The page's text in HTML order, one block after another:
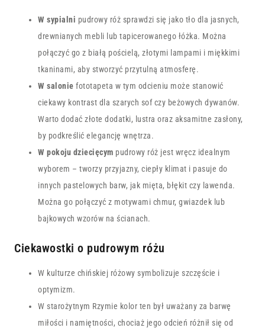
W sypialni pudrowy róż sprawdzi się jako tło dla jasnych,
drewnianych mebli lub tapicerowanego łóżka. Można
połączyć go z białą pościelą, złotymi lampami i miękkimi
tkaninami, aby stworzyć przytulną atmosferę.
W salonie fototapeta w tym odcieniu może stanowić
ciekawy kontrast dla szarych sof czy beżowych dywanów.
Warto dodać złote dodatki, lustra oraz aksamitne zasłony,
by podkreślić elegancję wnętrza.
W pokoju dziecięcym pudrowy róż jest wręcz idealnym
wyborem – tworzy przyjazny, ciepły klimat i pasuje do
innych pastelowych barw, jak mięta, błękit czy lawenda.
Można go połączyć z motywami chmur, gwiazdek lub
bajkowych wzorów na ścianach.
Ciekawostki o pudrowym różu
W kulturze chińskiej różowy symbolizuje szczęście i
optymizm.
W starożytnym Rzymie kolor ten był uważany za barwę
miłości i namiętności, chociaż jego odcień różnił się od